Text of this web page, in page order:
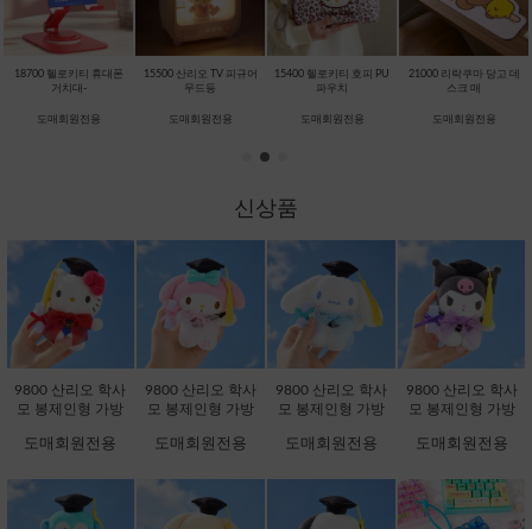
18700 헬로키티 휴대폰
거치대-
도매회원전용
15500 산리오 TV 피규어
무드등
도매회원전용
15400 헬로키티 호피 PU
파우치
도매회원전용
21000 리락쿠마 당고 데
스크 매
도매회원전용
신상품
9800 산리오 학사
모 봉제인형 가방
티 [B2-083173]
도매회원전용
9800 산리오 학사
모 봉제인형 가방
로디 [B2-083180]
도매회원전용
9800 산리오 학사
모 봉제인형 가방
롤 [B2-083203]
도매회원전용
9800 산리오 학사
모 봉제인형 가방
[B2-083197]
도매회원전용